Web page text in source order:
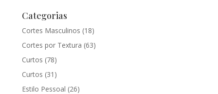
Categorias
Cortes Masculinos (18)
Cortes por Textura (63)
Curtos (78)
Curtos (31)
Estilo Pessoal (26)